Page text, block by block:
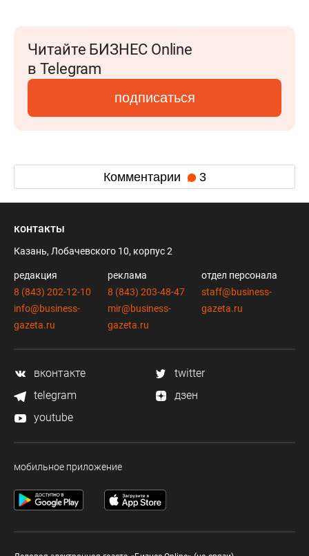
Читайте БИЗНЕС Online
в Telegram
подписаться
Комментарии 3
контакты
Казань, Лобачевского 10, корпус 2
редакция
8 (843) 202-12-10
info@business-
gazeta.ru
реклама
8 (843) 203-48-47
mir@business-
gazeta.ru
отдел персонала
staff@business-
gazeta.ru
вконтакте
twitter
telegram
дзен
youtube
мобильное приложение